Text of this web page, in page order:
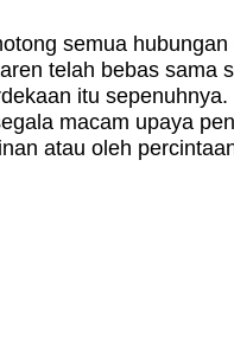
semua
telah bebas sama
itu sepenuhnya.
macam upaya
atau oleh